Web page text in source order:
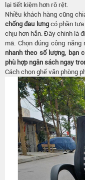
lại tiết kiệm hơn rõ rệt.
Nhiều khách hàng cũng
chống đau lưngcó phần tựa
chịu hơn hẳn. Đây chính là
mã. Chọn đúng công
nhanh theo số lượng, bạn
phù hợp ngân sách ngay
Cách chọn ghế văn phòng